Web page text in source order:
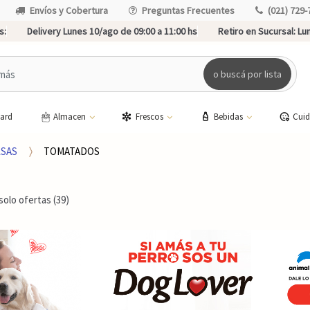
Envíos y Cobertura Preguntas Frecuentes
(021) 729-
Delivery Lunes 10/ago de 09:00 a 11:00 hs Retiro en Sucursal:
o buscá por lista
Almacen Frescos Bebidas
TOMATADOS
ofertas (39)